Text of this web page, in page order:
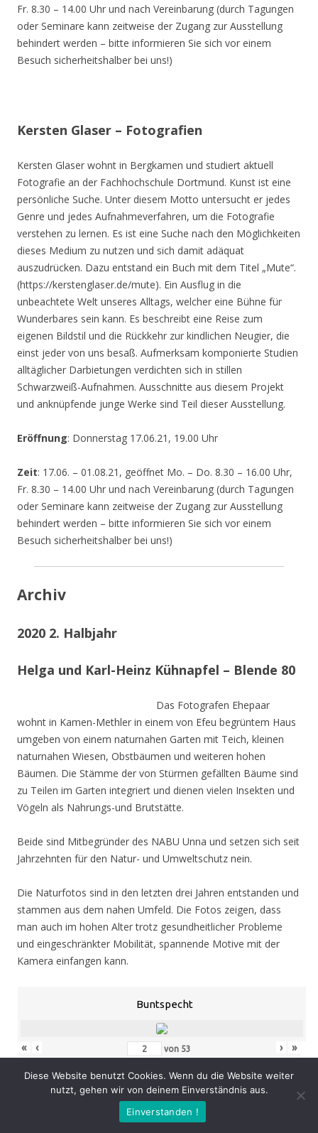
Fr. 8.30 – 14.00 Uhr und nach Vereinbarung (durch Tagungen
oder Seminare kann zeitweise der Zugang zur Ausstellung
behindert werden – bitte informieren Sie sich vor einem
Besuch sicherheitshalber bei uns!)
Kersten Glaser – Fotografien
Kersten Glaser wohnt in Bergkamen und studiert aktuell
Fotografie an der Fachhochschule Dortmund. Kunst ist eine
persönliche Suche. Unter diesem Motto untersucht er jedes
Genre und jedes Aufnahmeverfahren, um die Fotografie
verstehen zu lernen. Es ist eine Suche nach den Möglichkeiten
dieses Medium zu nutzen und sich damit adäquat
auszudrücken. Dazu entstand ein Buch mit dem Titel „Mute“.
(https://kerstenglaser.de/mute). Ein Ausflug in die
unbeachtete Welt unseres Alltags, welcher eine Bühne für
Wunderbares sein kann. Es beschreibt eine Reise zum
eigenen Bildstil und die Rückkehr zur kindlichen Neugier, die
einst jeder von uns besaß. Aufmerksam komponierte Studien
alltäglicher Darbietungen verdichten sich in stillen
Schwarzweiß-Aufnahmen. Ausschnitte aus diesem Projekt
und anknüpfende junge Werke sind Teil dieser Ausstellung.
Eröffnung: Donnerstag 17.06.21, 19.00 Uhr
Zeit: 17.06. – 01.08.21, geöffnet Mo. – Do. 8.30 – 16.00 Uhr,
Fr. 8.30 – 14.00 Uhr und nach Vereinbarung (durch Tagungen
oder Seminare kann zeitweise der Zugang zur Ausstellung
behindert werden – bitte informieren Sie sich vor einem
Besuch sicherheitshalber bei uns!)
Archiv
2020 2. Halbjahr
Helga und Karl-Heinz Kühnapfel – Blende 80
Das Fotografen Ehepaar
wohnt in Kamen-Methler in einem von Efeu begrüntem Haus
umgeben von einem naturnahen Garten mit Teich, kleinen
naturnahen Wiesen, Obstbäumen und weiteren hohen
Bäumen. Die Stämme der von Stürmen gefällten Bäume sind
zu Teilen im Garten integriert und dienen vielen Insekten und
Vögeln als Nahrungs-und Brutstätte.
Beide sind Mitbegründer des NABU Unna und setzen sich seit
Jahrzehnten für den Natur- und Umweltschutz nein.
Die Naturfotos sind in den letzten drei Jahren entstanden und
stammen aus dem nahen Umfeld. Die Fotos zeigen, dass
man auch im hohen Alter trotz gesundheitlicher Probleme
und eingeschränkter Mobilität, spannende Motive mit der
Kamera einfangen kann.
Buntspecht
« ‹ von 53 › »
: Donnerstag 05.11.20, 19.00 Uhr
: 05.11. – 07.02.21, geöffnet Mo. – Do. 8.30 – 16.00 Uhr,
Diese Website benutzt Cookies. Wenn du die Website weiter
nutzt, gehen wir von deinem Einverständnis aus.
Einverstanden !